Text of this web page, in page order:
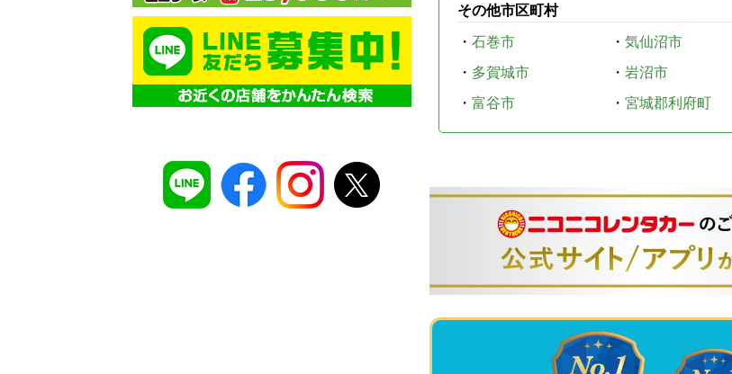
その他市区町村
・ 石巻市 ・ 気仙沼市
・ 多賀城市 ・ 岩沼市
・ 富谷市 ・ 宮城郡利府町